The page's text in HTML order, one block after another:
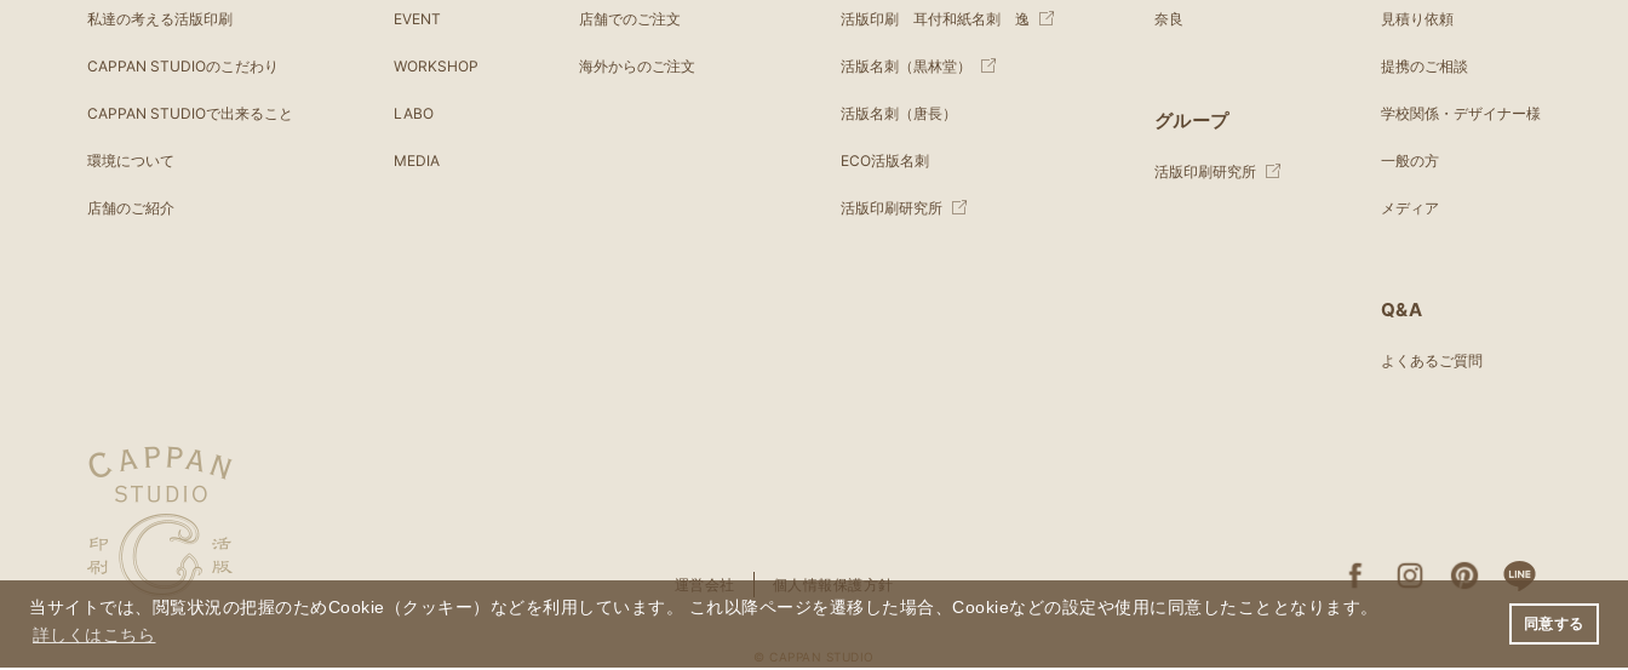
当サイトでは、閲覧状況の把握のためCookie（クッキー）などを利用しています。 これ以降ページを遷移した場合、Cookieなどの設定や使用に同意したこととなります。
詳しくはこちら
同意する
私達の考える活版印刷
CAPPAN STUDIOのこだわり
CAPPAN STUDIOで出来ること
環境について
店舗のご紹介
EVENT
WORKSHOP
LABO
MEDIA
店舗でのご注文
海外からのご注文
活版印刷 耳付和紙名刺 逸
活版名刺（黒林堂）
活版名刺（唐長）
ECO活版名刺
活版印刷研究所
奈良
グループ
活版印刷研究所
見積り依頼
提携のご相談
学校関係・デザイナー様
一般の方
メディア
Q&A
よくあるご質問
運営会社 個人情報保護方針
© CAPPAN STUDIO